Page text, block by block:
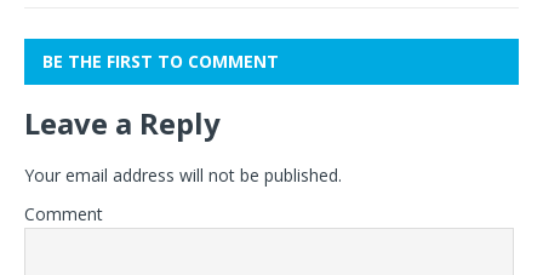
BE THE FIRST TO COMMENT
Leave a Reply
Your email address will not be published.
Comment